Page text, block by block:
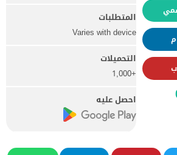
المتطلبات
Varies with device
التحميلات
+1,000
احصل عليه